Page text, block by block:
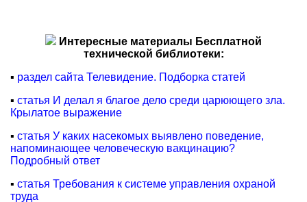
Интересные материалы Бесплатной
технической библиотеки:
▪ раздел сайта Телевидение. Подборка статей
▪ статья И делал я благое дело среди царюющего зла.
Крылатое выражение
▪ статья У каких насекомых выявлено поведение,
напоминающее человеческую вакцинацию?
Подробный ответ
▪ статья Требования к системе управления охраной
труда